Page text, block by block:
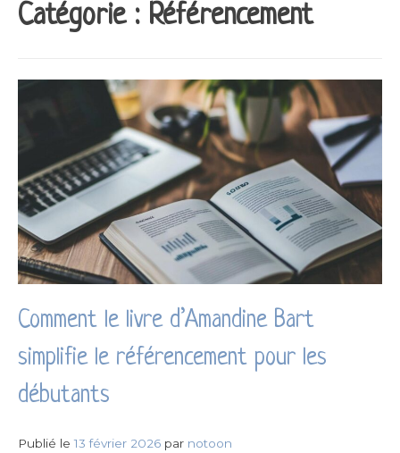
Catégorie : Référencement
Comment le livre d’Amandine Bart
simplifie le référencement pour les
débutants
Publié le13 février 2026 par notoon